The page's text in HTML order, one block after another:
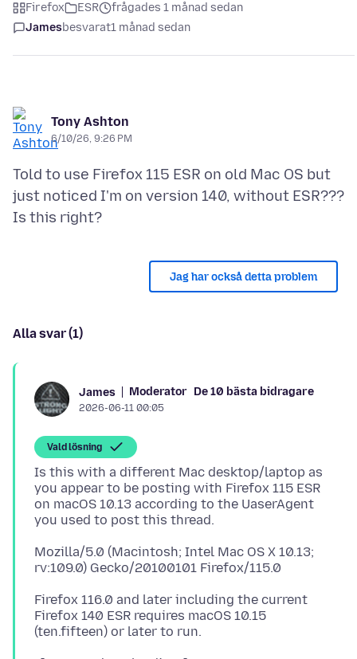
Firefox ESR
frågades 1 månad sedan
Jamesbesvarat1 månad sedan
Tony Ashton
6/10/26, 9:26 PM
Told to use Firefox 115 ESR on old Mac OS but
just noticed I'm on version 140, without ESR???
Jag har också detta problem
Alla svar (1)
James Moderator De 10 bästa bidragare
2026-06-11 00:05
Vald lösning
Is this with a different Mac desktop/laptop as
you appear to be posting with Firefox 115 ESR
on macOS 10.13 according to the UaserAgent
Mozilla/5.0 (Macintosh; Intel Mac OS X 10.13;
Firefox 116.0 and later including the current
Firefox 140 ESR requires macOS 10.15